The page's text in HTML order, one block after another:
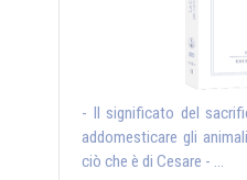
- Il significato del
addomesticare gli
ciò che è di Cesare - ...